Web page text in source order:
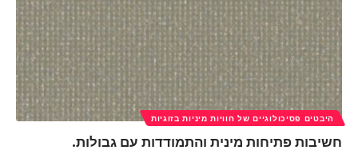
היבטים פסיכולוגיים של חוויות מיניות בזוגיות
חשיבות פתיחות מינית והתמודדות עם גבולות.